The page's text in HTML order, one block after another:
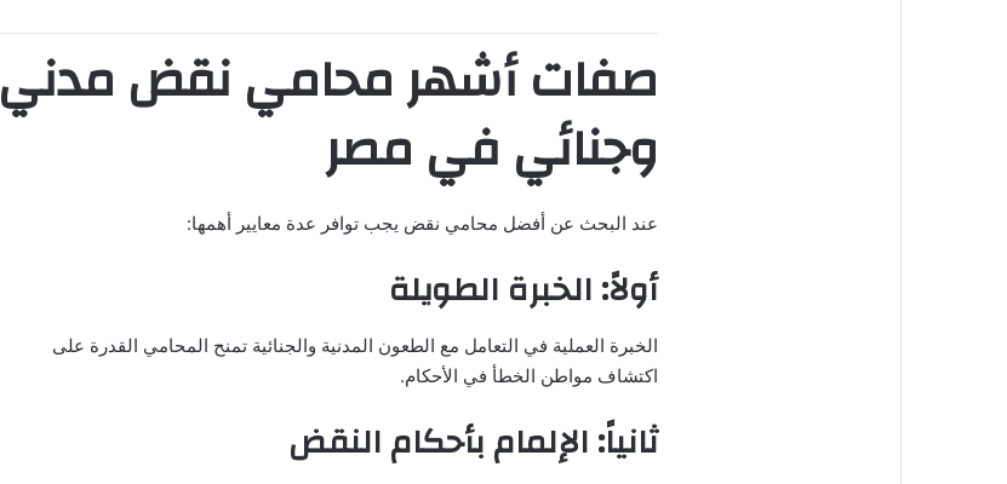
صفات أشهر محامي نقض مدني
وجنائي في مصر
عند البحث عن أفضل محامي نقض يجب توافر عدة معايير أهمها:
أولاً: الخبرة الطويلة
الخبرة العملية في التعامل مع الطعون المدنية والجنائية تمنح المحامي القدرة على
اكتشاف مواطن الخطأ في الأحكام.
ثانياً: الإلمام بأحكام النقض